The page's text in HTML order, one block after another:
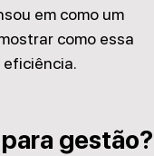
em como um
como essa
gestão?